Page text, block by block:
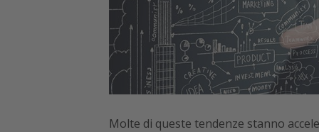
Molte di queste tendenze stanno